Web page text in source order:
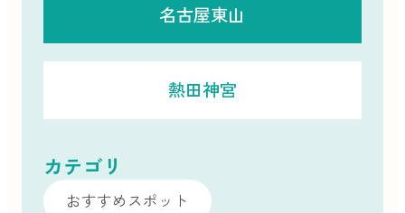
名古屋東山
熱田神宮
カテゴリ
おすすめスポット